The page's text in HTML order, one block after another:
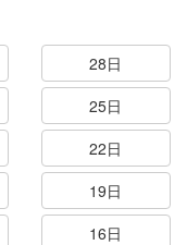
28日
25日
22日
19日
16日